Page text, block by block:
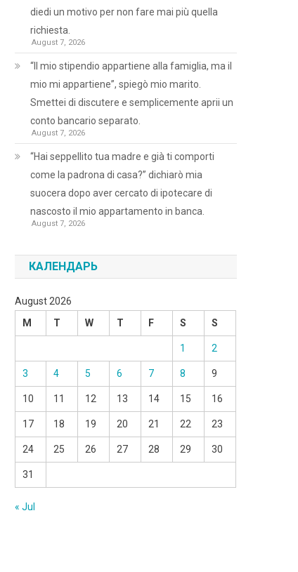
diedi un motivo per non fare mai più quella
richiesta.
August 7, 2026
“Il mio stipendio appartiene alla famiglia, ma il
mio mi appartiene”, spiegò mio marito.
Smettei di discutere e semplicemente aprii un
conto bancario separato.
August 7, 2026
“Hai seppellito tua madre e già ti comporti
come la padrona di casa?” dichiarò mia
suocera dopo aver cercato di ipotecare di
nascosto il mio appartamento in banca.
August 7, 2026
КАЛЕНДАРЬ
August 2026
M
T W T F S S
1 2
3 4 5 6 7 8 9
10 11 12 13 14 15 16
17 18 19 20 21 22 23
24 25 26 27 28 29 30
31
« Jul